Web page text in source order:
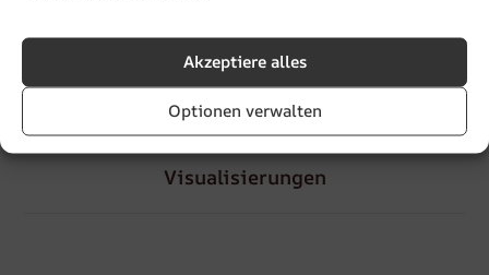
Akzeptiere alles
Optionen verwalten
Artikelnummer:
Visualisierungen